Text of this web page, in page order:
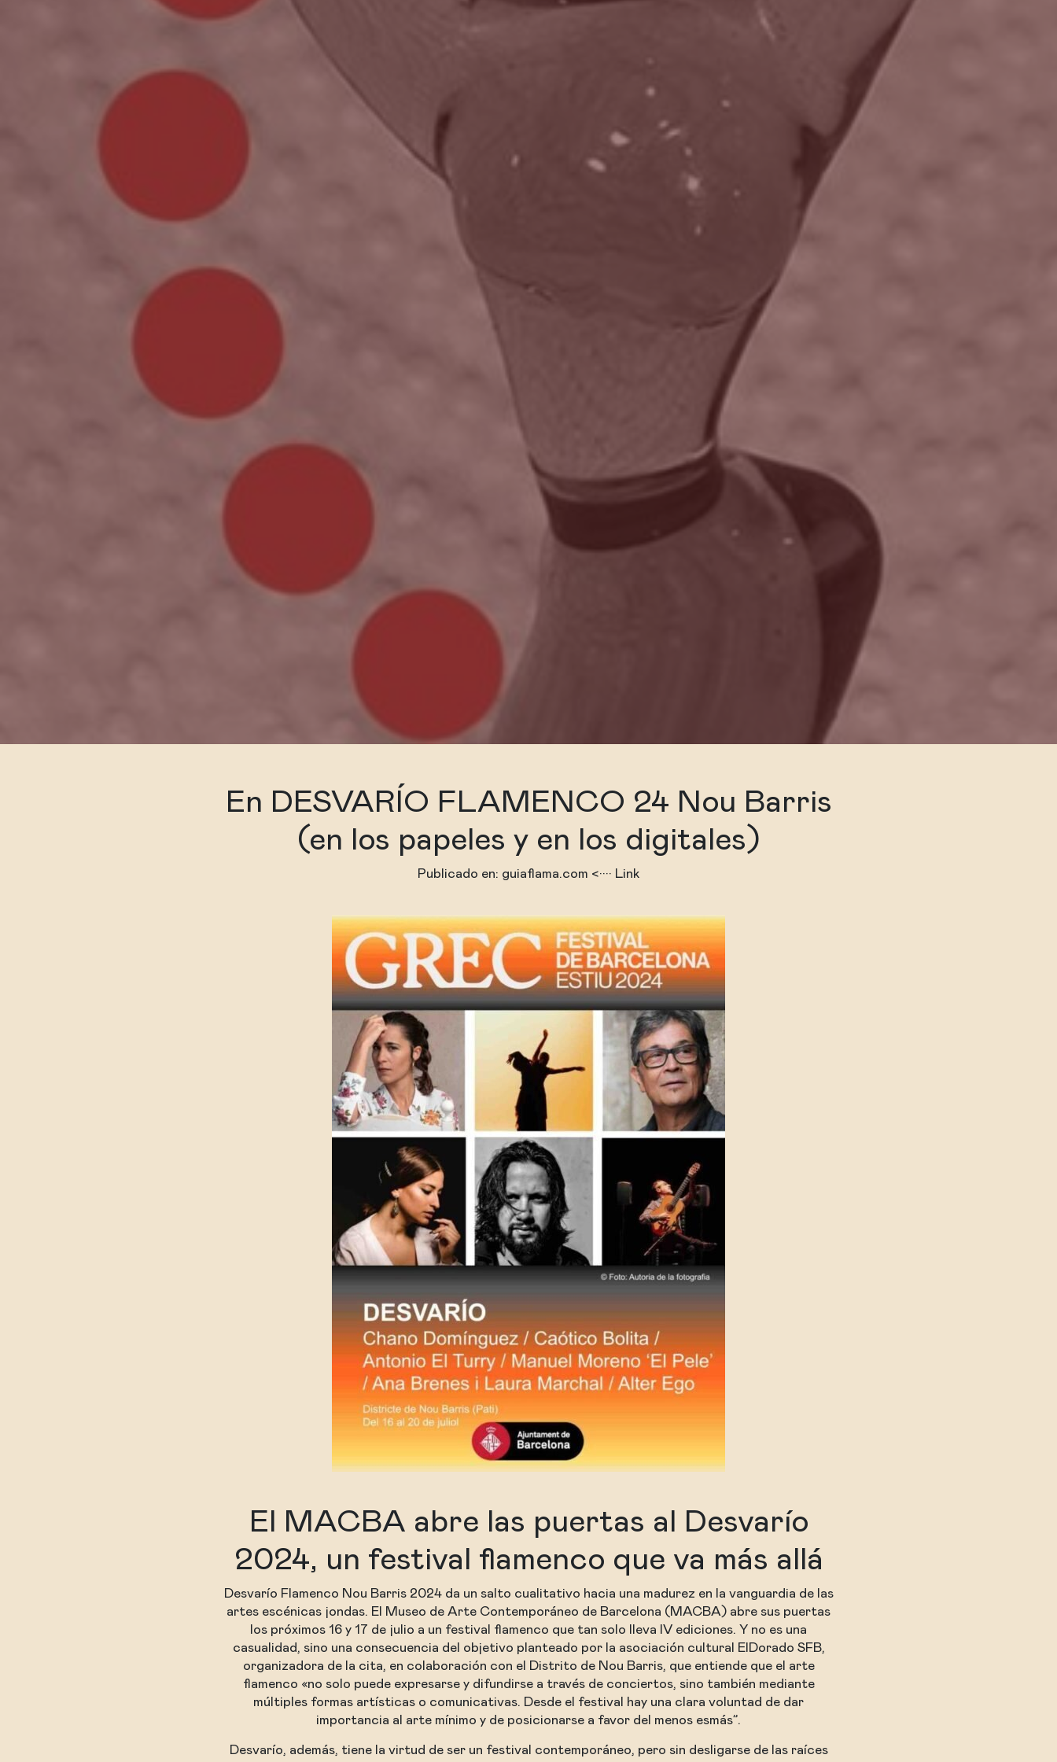
En DESVARÍO FLAMENCO 24 Nou Barris
(en los papeles y en los digitales)
Publicado en: guiaflama.com <···· Link
El MACBA abre las puertas al Desvarío
2024, un festival flamenco que va más allá
Desvarío Flamenco Nou Barris 2024da un salto cualitativo hacia una madurez en la vanguardia de las
artes escénicas jondas. El Museo de Arte Contemporáneo de Barcelona (MACBA) abre sus puertas
los próximos 16 y 17 de julio a un festival flamenco que tan solo lleva IV ediciones. Y no es una
casualidad, sino una consecuencia del objetivo planteado por la asociación cultural ElDorado SFB,
organizadora de la cita, en colaboración con el Distrito de Nou Barris, que entiende que el arte
flamenco «no solo puede expresarse y difundirse a través de conciertos, sino también mediante
múltiples formas artísticas o comunicativas. Desde el festival hay una clara voluntad de dar
importancia al arte mínimo y de posicionarse a favor del menos esmás”.
Desvarío, además, tiene la virtud de ser un festival contemporáneo, pero sin desligarse de las raíces